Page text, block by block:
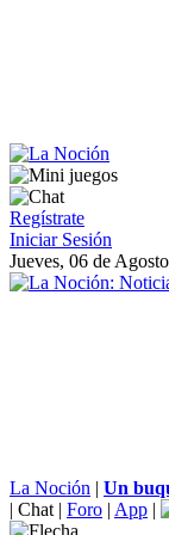
Regístrate
Iniciar Sesión
Jueves, 06 de
La Noción | Un
| Chat | Foro | App |